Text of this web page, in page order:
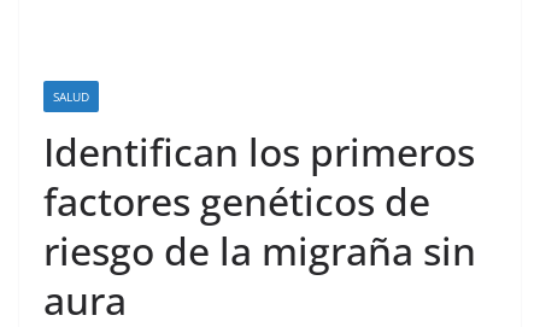
SALUD
Identifican los primeros
factores genéticos de
riesgo de la migraña sin
aura